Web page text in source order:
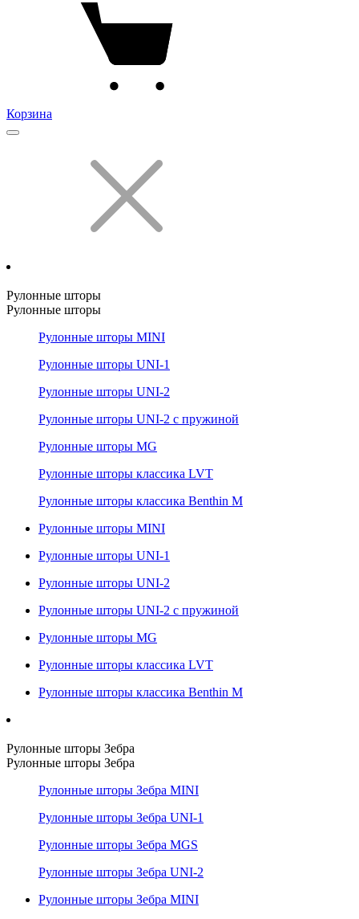
Корзина
Рулонные шторы
Рулонные шторы
Рулонные шторы MINI
Рулонные шторы UNI-1
Рулонные шторы UNI-2
Рулонные шторы UNI-2 с пружиной
Рулонные шторы MG
Рулонные шторы классика LVT
Рулонные шторы классика Benthin M
Рулонные шторы MINI
Рулонные шторы UNI-1
Рулонные шторы UNI-2
Рулонные шторы UNI-2 с пружиной
Рулонные шторы MG
Рулонные шторы классика LVT
Рулонные шторы классика Benthin M
Рулонные шторы Зебра
Рулонные шторы Зебра
Рулонные шторы Зебра MINI
Рулонные шторы Зебра UNI-1
Рулонные шторы Зебра MGS
Рулонные шторы Зебра UNI-2
Рулонные шторы Зебра MINI